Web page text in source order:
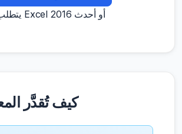
يتطلب Excel 2016 أو أحدث
كيف تُقدَّر